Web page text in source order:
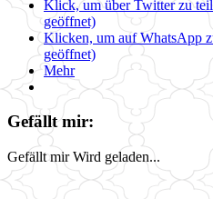
Klick, um über Twitter zu
geöffnet)
Klicken, um auf WhatsApp
geöffnet)
Mehr
Gefällt mir:
Gefällt mir Wird geladen...